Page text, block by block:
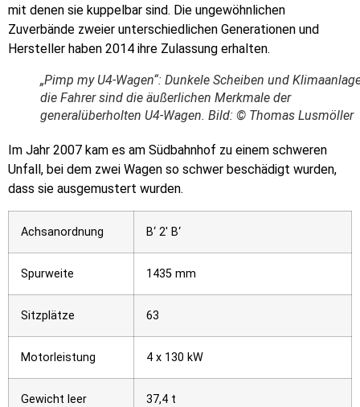
mit denen sie kuppelbar sind. Die ungewöhnlichen
Zuverbände zweier unterschiedlichen Generationen und
Hersteller haben 2014 ihre Zulassung erhalten.
„Pimp my U4-Wagen“: Dunkele Scheiben und
die Fahrer sind die äußerlichen Merkmale der
generalüberholten U4-Wagen. Bild: © Thomas Lusmöller
Im Jahr 2007 kam es am Südbahnhof zu einem schweren
Unfall, bei dem zwei Wagen so schwer beschädigt wurden,
dass sie ausgemustert wurden.
Achsanordnung B‘ 2′ B‘
Spurweite 1435 mm
Sitzplätze 63
Motorleistung 4 x 130 kW
Gewicht leer 37,4 t